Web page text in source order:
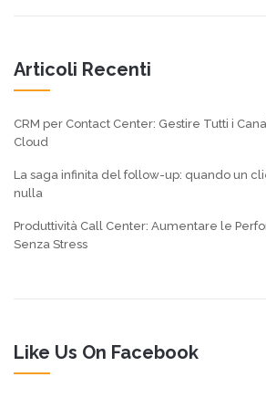
Articoli Recenti
CRM per Contact Center: Gestire Tutti i
Cloud
La saga infinita del follow-up: quando un
nulla
Produttività Call Center: Aumentare le
Senza Stress
Like Us On Facebook